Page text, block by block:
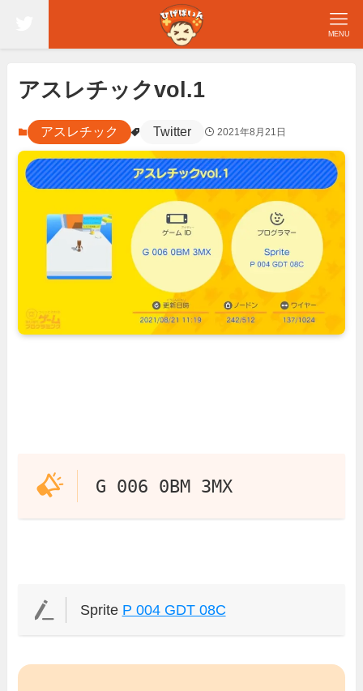
MENU
アスレチックvol.1
アスレチック Twitter 2021年8月21日
G 006 0BM 3MX
Sprite P 004 GDT 08C